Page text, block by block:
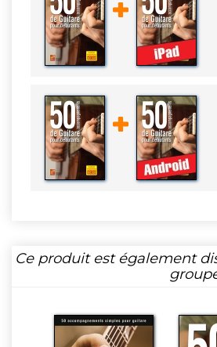
Ce produit est également